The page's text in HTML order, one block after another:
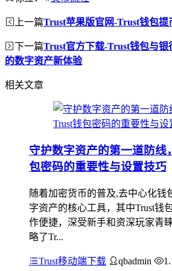
上一篇Trust苹果版官网-Trust钱包
下一篇Trust官方下载-Trust钱包与
的数字资产新体验
相关文章
守护数字资产的第一道防线
包密码的重要性与设置技巧
随着加密货币的普及,去中心化钱
字资产的核心工具，其中Trust钱
作便捷，深受新手和资深玩家青
略了Tr...
Trust移动端下载 qbadmin